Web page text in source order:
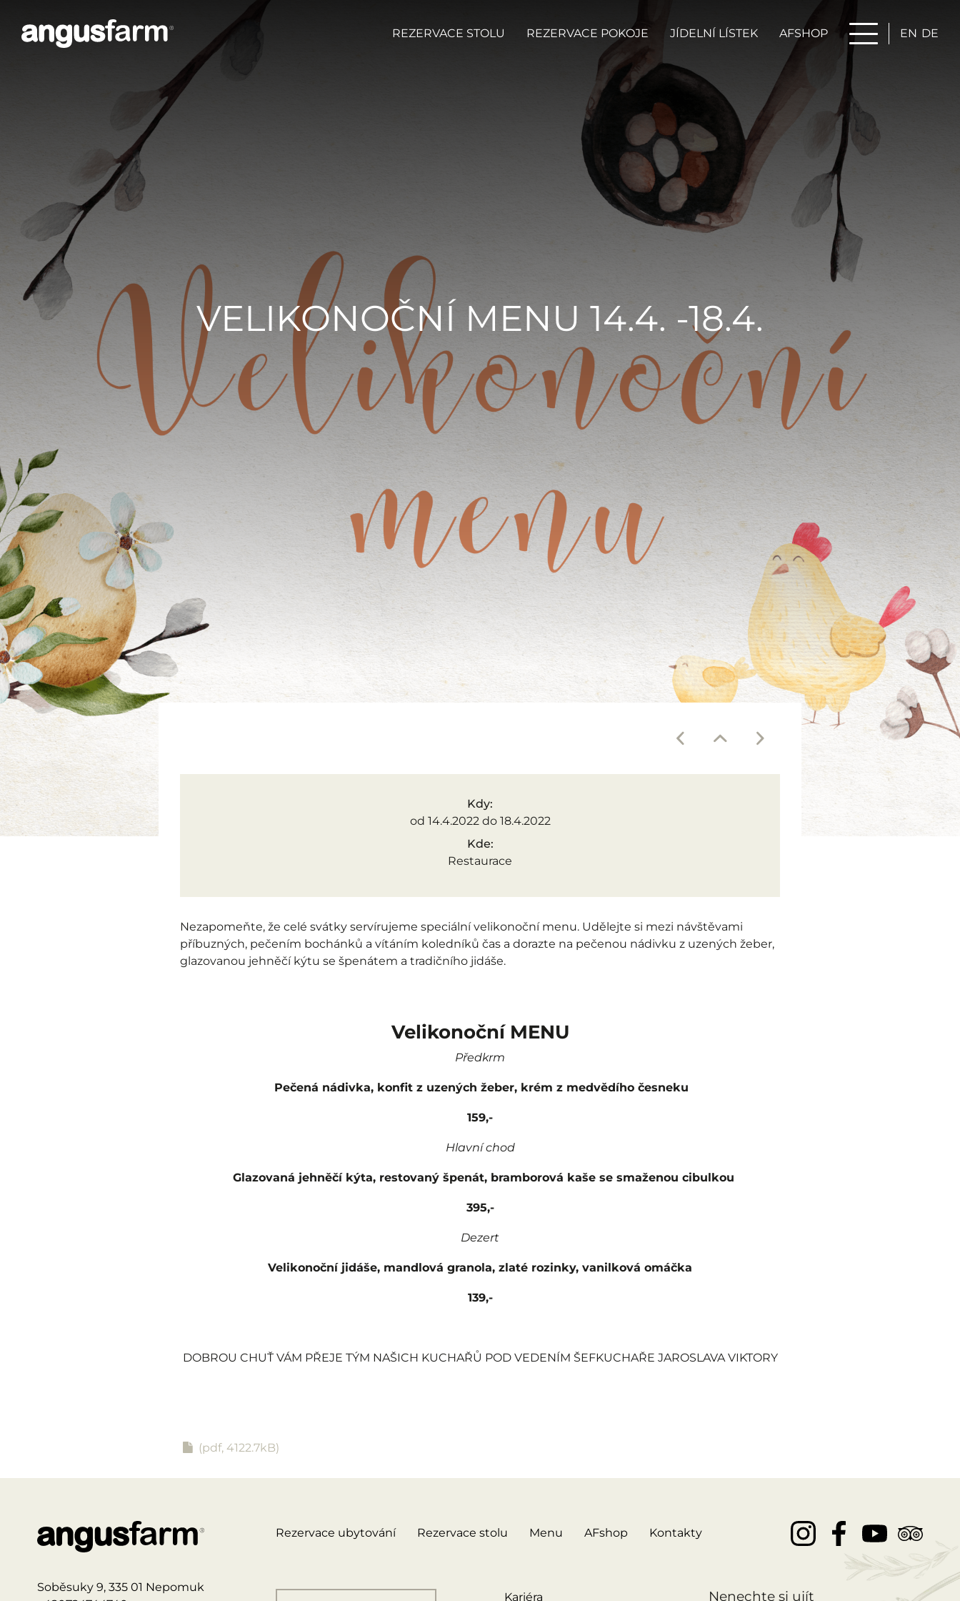
REZERVACE STOLU REZERVACE POKOJE JÍDELNÍ LÍSTEK AFSHOP EN DE
VELIKONOČNÍ MENU 14.4. -18.4.
Kdy:
od 14.4.2022do 18.4.2022
Kde:
Restaurace
Nezapomeňte, že celé svátky servírujeme speciální velikonoční menu. Udělejte si mezi návštěvami
příbuzných, pečením bochánků a vítáním koledníků čas a dorazte na pečenou nádivku z uzených žeber,
glazovanou jehněčí kýtu se špenátem a tradičního jidáše.
Velikonoční MENU
Předkrm
Pečená nádivka, konfit z uzených žeber, krém z medvědího česneku
159,-
Hlavní chod
Glazovaná jehněčí kýta, restovaný špenát, bramborová kaše se smaženou cibulkou
395,-
Dezert
Velikonoční jidáše, mandlová granola, zlaté rozinky, vanilková omáčka
139,-
DOBROU CHUŤ VÁM PŘEJE TÝM NAŠICH KUCHAŘŮ POD VEDENÍM ŠEFKUCHAŘE JAROSLAVA VIKTORY
(pdf, 4122.7kB)
Soběsuky 9, 335 01 Nepomuk
Rezervace ubytování Rezervace stolu Menu AFshop Kontakty
Kariéra Nenechte si ujít